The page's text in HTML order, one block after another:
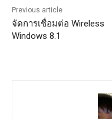
Previous article
จัดการเชื่อมต่อ Wireless
Windows 8.1